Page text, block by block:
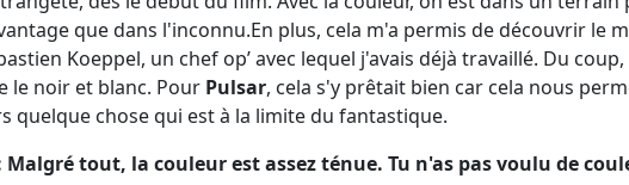
que dans l'inconnu.En plus, cela m'a permis de découvrir le
Koeppel, un chef op’ avec lequel j'avais déjà travaillé. Du
le noir et blanc. Pour Pulsar, cela s'y prêtait bien car cela nous
quelque chose qui est à la limite du fantastique.
Malgré tout, la couleur est assez ténue. Tu n'as pas voulu de